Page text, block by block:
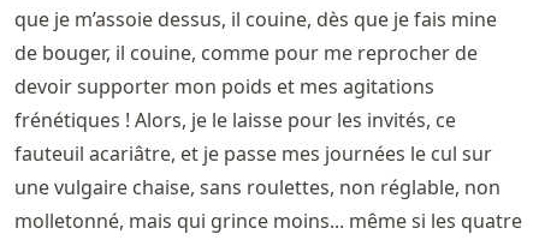
que je m’assoie dessus, il couine, dès que je fais mine
de bouger, il couine, comme pour me reprocher de
devoir supporter mon poids et mes agitations
frénétiques ! Alors, je le laisse pour les invités, ce
fauteuil acariâtre, et je passe mes journées le cul sur
une vulgaire chaise, sans roulettes, non réglable, non
molletonné, mais qui grince moins... même si les quatre